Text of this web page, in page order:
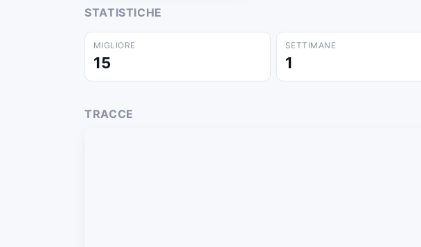
STATISTICHE
MIGLIORE
15
SETTIMANE
1
TRACCE